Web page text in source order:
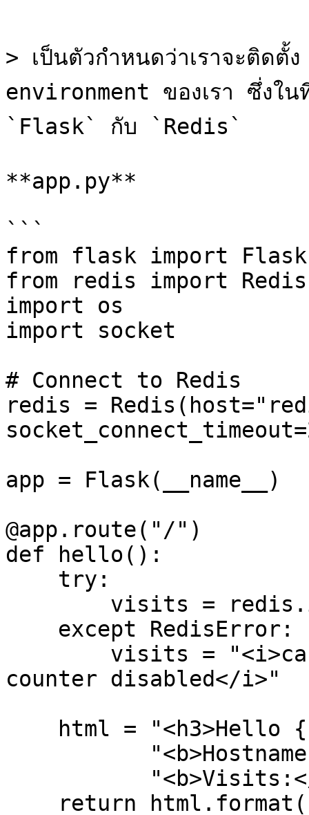
> เป็นตัวกำหนดว่าเราจะติดตั้
environment ของเรา ซึ่งใ
`Flask` กับ `Redis`
**app.py**
```
from flask import Flask
from redis import
import os
import socket
# Connect to Redis
redis =
app = Flask(__name__)
@app.route("/")
def hello():
counter disabled</i>"